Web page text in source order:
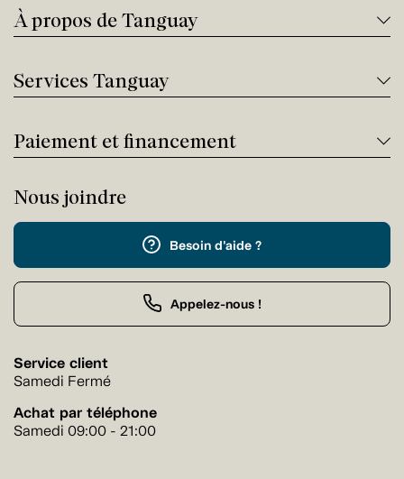
À propos de Tanguay
Services Tanguay
Paiement et financement
Nous joindre
Besoin d'aide ?
Appelez-nous !
Service client
Samedi Fermé
Achat par téléphone
Samedi 09:00 - 21:00